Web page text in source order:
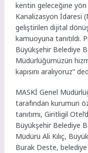
kentin geleceğine
Kanalizasyon İdaresi
geliştirilen dijital
kamuoyuna tanıtıldı.
Büyükşehir Belediye
Müdürlüğümüzün
kapısını aralıyoruz”
MASKİ Genel
tarafından kurumun
tanıtımı, Giritligil
Büyükşehir Belediye
Müdürü Ali Kılıç,
Burak Deste, belediye